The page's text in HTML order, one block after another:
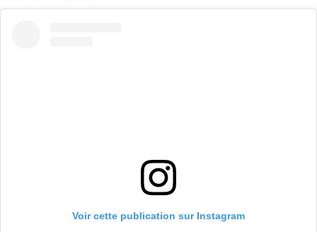
Voir cette publication sur Instagram